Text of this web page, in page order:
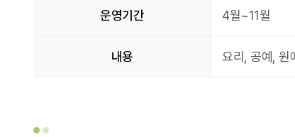
운영기간 4월~11월
내용 요리, 공예, 원